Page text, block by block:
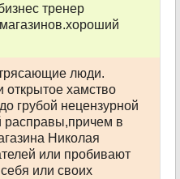
тренер
люди.
открытое хамство
грубой нецензурной
расправы,причем в
Николая
или пробивают
или своих